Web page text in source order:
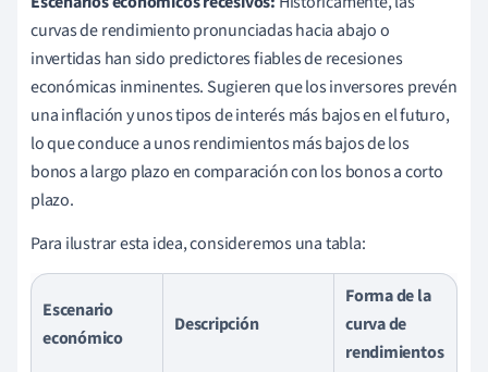
curvas de rendimiento pronunciadas hacia abajo o
invertidas han sido predictores fiables de recesiones
económicas inminentes. Sugieren que los inversores prevén
una inflación y unos tipos de interés más bajos en el futuro,
lo que conduce a unos rendimientos más bajos de los
bonos a largo plazo en comparación con los bonos a corto
plazo.
Para ilustrar esta idea, consideremos una tabla:
Escenario
económico
Descripción
Forma de la
curva de
rendimientos